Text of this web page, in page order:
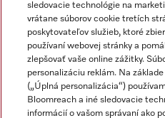
Miele na Instagrame
Miele na YouTube
sledovacie technológie na
vrátane súborov cookie tretích
poskytovateľov služieb, ktoré
používaní webovej stránky a
zlepšovať vaše online zážitky.
personalizáciu reklám. Na
(„Úplná personalizácia“)
Bloomreach a iné sledovacie
informácií o vašom správaní ako